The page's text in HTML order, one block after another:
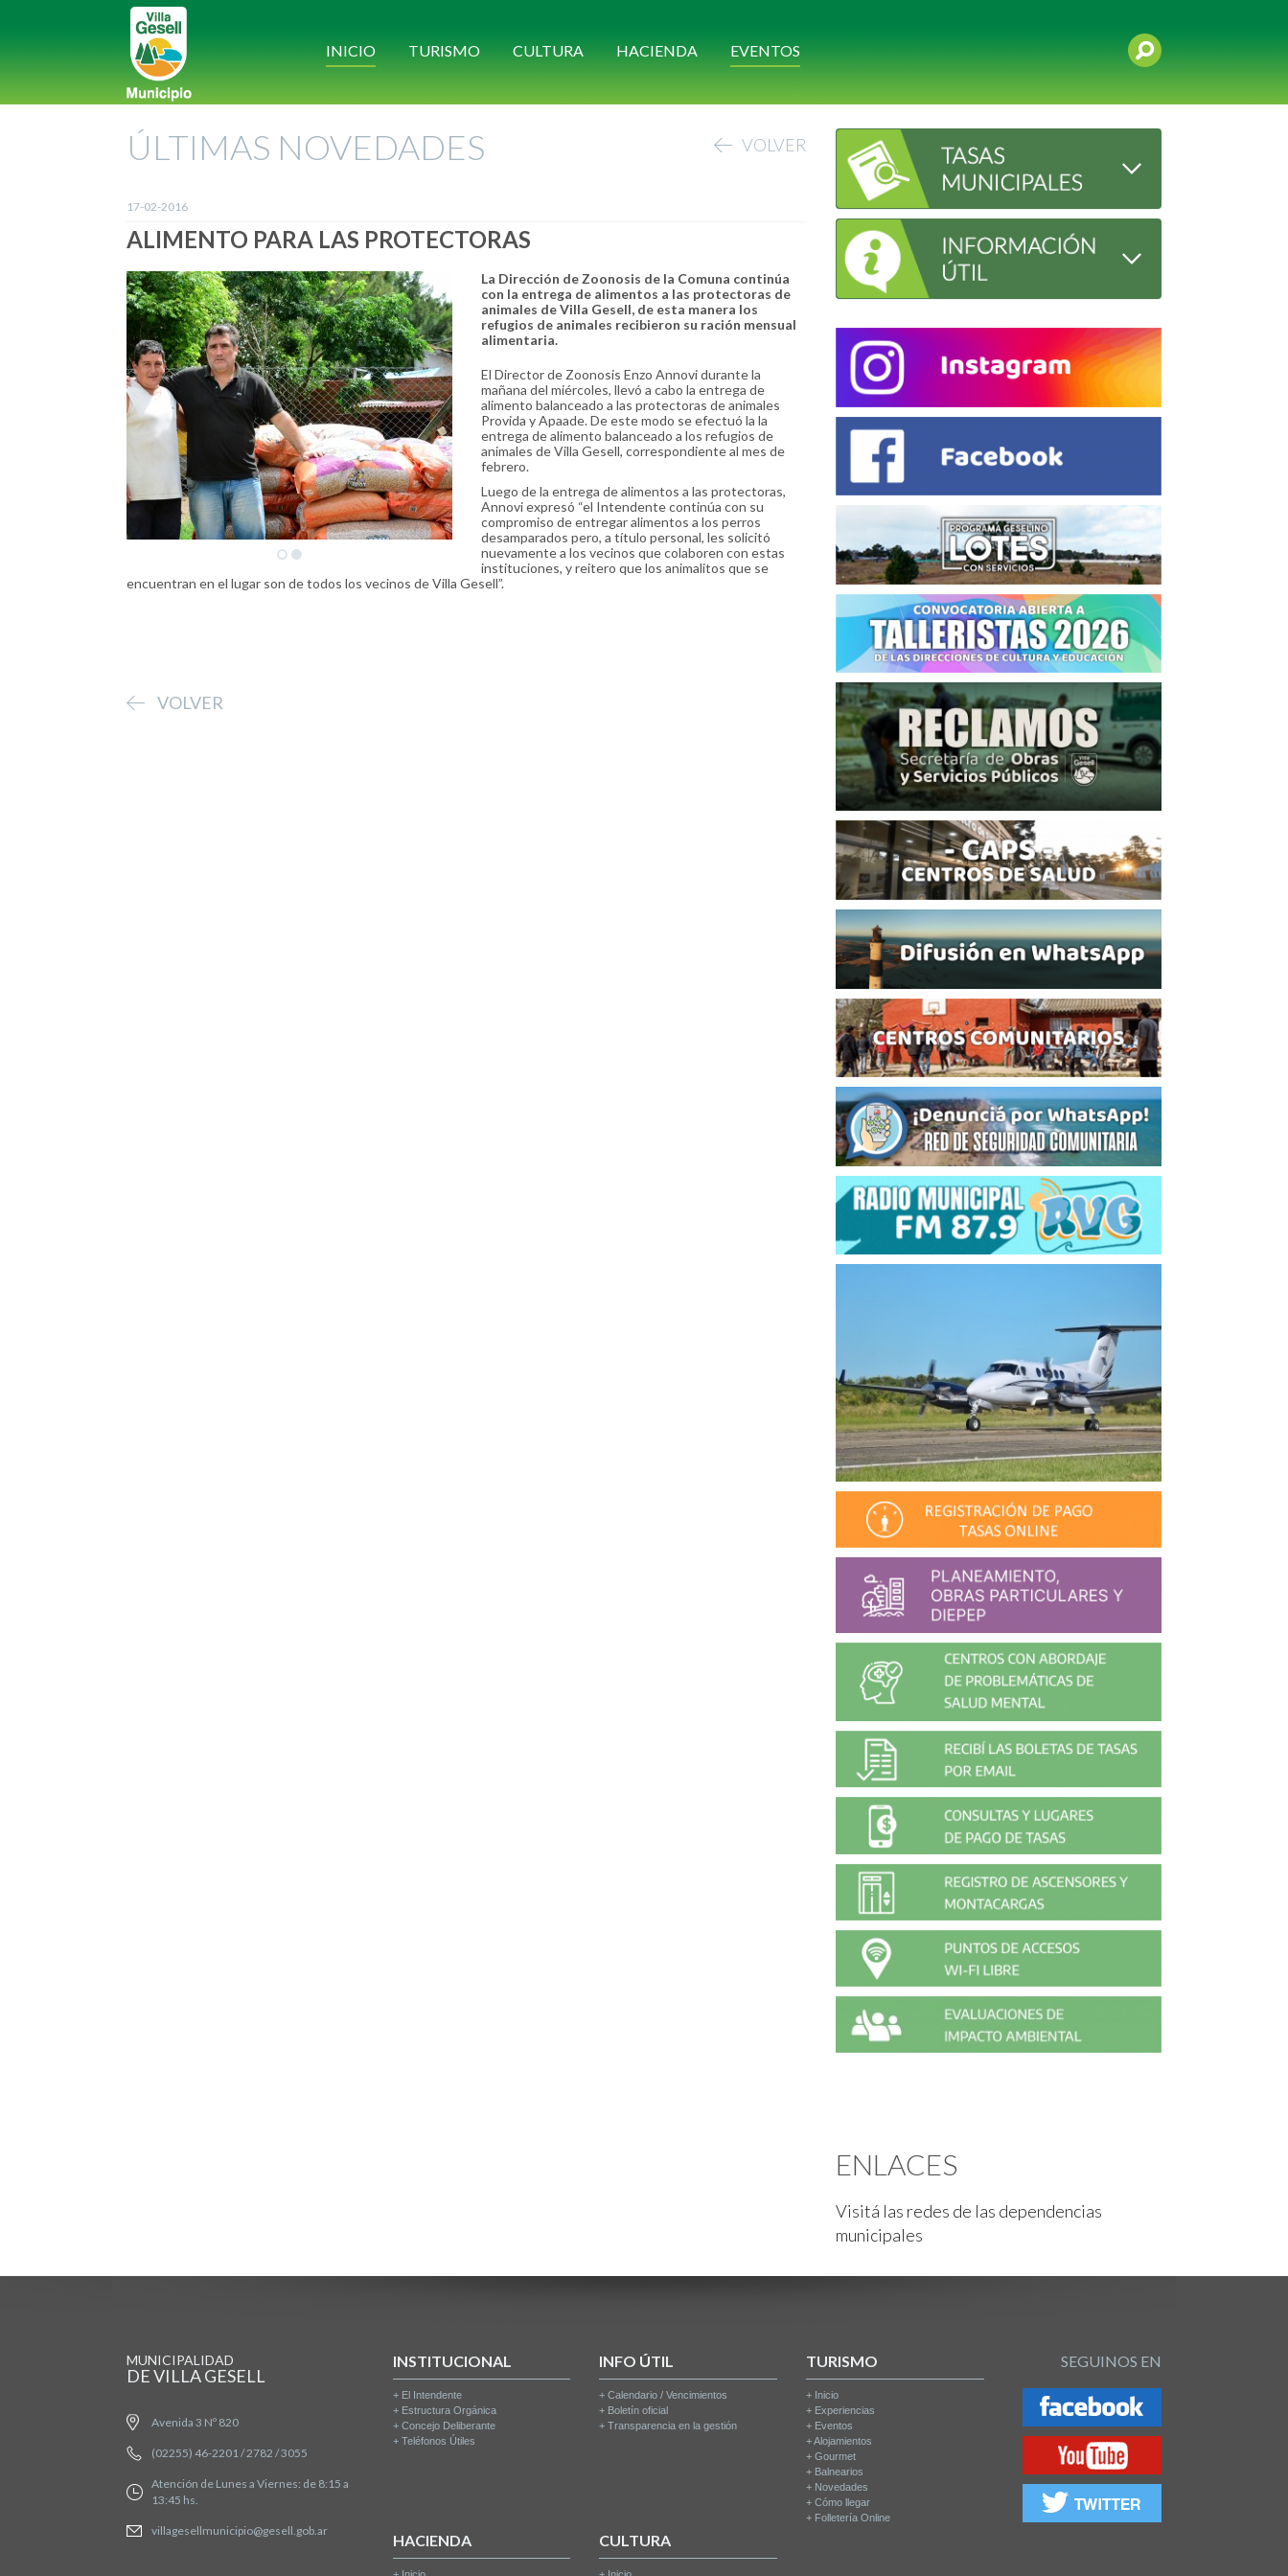
INICIO TURISMO CULTURA HACIENDA EVENTOS
ÚLTIMAS NOVEDADES VOLVER
17-02-2016
ALIMENTO PARA LAS PROTECTORAS
La Dirección de Zoonosis de la Comuna continúa
con la entrega de alimentos a las protectoras de
animales de Villa Gesell, de esta manera los
refugios de animales recibieron su ración mensual
alimentaria.
El Director de Zoonosis Enzo Annovi durante la
mañana del miércoles, llevó a cabo la entrega de
alimento balanceado a las protectoras de animales
Provida y Apaade. De este modo se efectuó la la
entrega de alimento balanceado a los refugios de
animales de Villa Gesell, correspondiente al mes de
febrero.
Luego de la entrega de alimentos a las protectoras,
Annovi expresó “el Intendente continúa con su
compromiso de entregar alimentos a los perros
desamparados pero, a título personal, les solicitó
nuevamente a los vecinos que colaboren con estas
instituciones, y reitero que los animalitos que se
encuentran en el lugar son de todos los vecinos de Villa Gesell”.
VOLVER
ENLACES
Visitá las redes de las dependencias
municipales
MUNICIPALIDAD
DE VILLA GESELL
Avenida 3 Nº 820
(02255) 46-2201 / 2782 / 3055
Atención de Lunes a Viernes: de 8:15 a
13:45 hs.
villagesellmunicipio@gesell.gob.ar
INSTITUCIONAL
+ El Intendente
+ Estructura Orgánica
+ Concejo Deliberante
+ Teléfonos Útiles
INFO ÚTIL
+Calendario / Vencimientos
+ Boletín oficial
+Transparencia en la gestión
TURISMO
+ Inicio
+ Experiencias
+ Eventos
+Alojamientos
+Gourmet
+ Balnearios
+ Novedades
+Cómo llegar
+ Folletería Online
HACIENDA CULTURA
SEGUINOS EN